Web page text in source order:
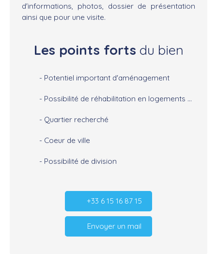
d'informations, photos, dossier de présentation
ainsi que pour une visite.
Les points forts du bien
- Potentiel important d'aménagement
- Possibilité de réhabilitation en logements ou en locaux professionnels.
- Quartier recherché
- Coeur de ville
- Possibilité de division
+33 6 15 16 87 15
Envoyer un mail